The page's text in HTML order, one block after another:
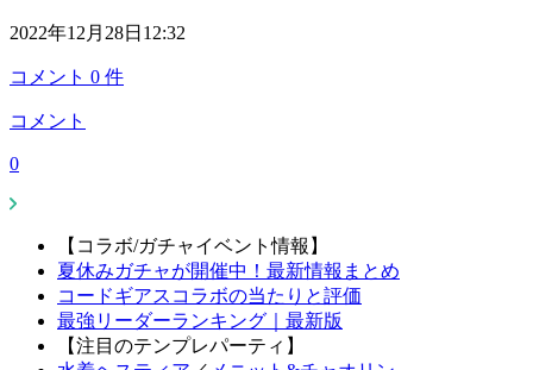
2022年12月28日12:32
コメント 0 件
コメント
0
【コラボ/ガチャイベント情報】
夏休みガチャが開催中！最新情報まとめ
コードギアスコラボの当たりと評価
最強リーダーランキング｜最新版
【注目のテンプレパーティ】